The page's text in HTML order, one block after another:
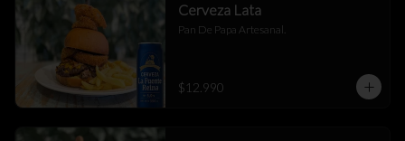
Cerveza Lata
Pan De Papa Artesanal.
$12.990